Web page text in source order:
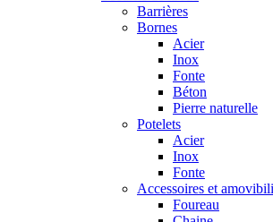
Barrières
Bornes
Acier
Inox
Fonte
Béton
Pierre naturelle
Potelets
Acier
Inox
Fonte
Accessoires et
Foureau